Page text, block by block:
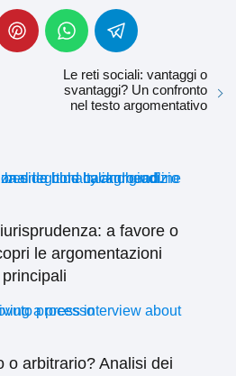
Le reti sociali: vantaggi o
svantaggi? Un confronto
nel testo argomentativo
a favore o
le argomentazioni
principali
o arbitrario? Analisi dei